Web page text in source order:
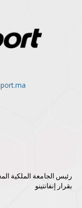
رئيس الجامعة الملكية
بقرار إنفانتينو